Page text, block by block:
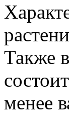
Также
менее